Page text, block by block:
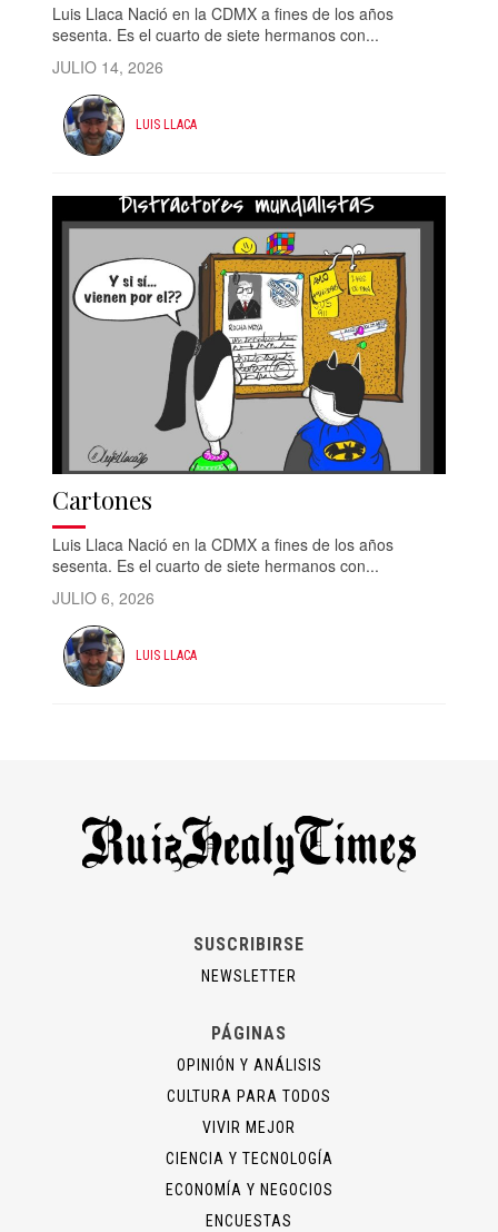
Luis Llaca Nació en la CDMX a fines de los años
sesenta. Es el cuarto de siete hermanos con...
JULIO 14, 2026
LUIS LLACA
Cartones
Luis Llaca Nació en la CDMX a fines de los años
sesenta. Es el cuarto de siete hermanos con...
JULIO 6, 2026
LUIS LLACA
SUSCRIBIRSE
NEWSLETTER
PÁGINAS
OPINIÓN Y ANÁLISIS
CULTURA PARA TODOS
VIVIR MEJOR
CIENCIA Y TECNOLOGÍA
ECONOMÍA Y NEGOCIOS
ENCUESTAS